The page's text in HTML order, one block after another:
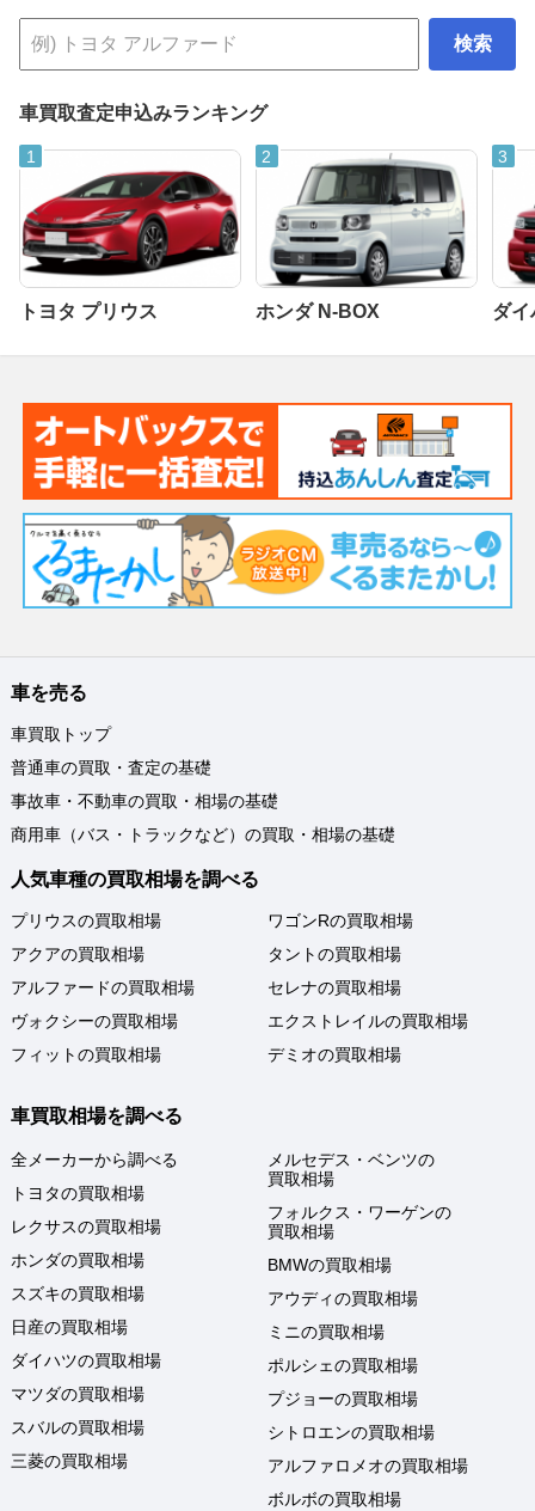
検索
車買取査定申込みランキング
トヨタ プリウス ホンダ N-BOX ダイ
車を売る
車買取トップ
普通車の買取・査定の基礎
事故車・不動車の買取・相場の基礎
商用車（バス・トラックなど）の買取・相場の基礎
人気車種の買取相場を調べる
プリウスの買取相場
アクアの買取相場
アルファードの買取相場
ヴォクシーの買取相場
フィットの買取相場
ワゴンRの買取相場
タントの買取相場
セレナの買取相場
エクストレイルの買取相場
デミオの買取相場
車買取相場を調べる
全メーカーから調べる
トヨタの買取相場
レクサスの買取相場
ホンダの買取相場
スズキの買取相場
日産の買取相場
ダイハツの買取相場
マツダの買取相場
スバルの買取相場
三菱の買取相場
メルセデス・ベンツの
買取相場
フォルクス・ワーゲンの
買取相場
BMWの買取相場
アウディの買取相場
ミニの買取相場
ポルシェの買取相場
プジョーの買取相場
シトロエンの買取相場
アルファロメオの買取相場
ボルボの買取相場